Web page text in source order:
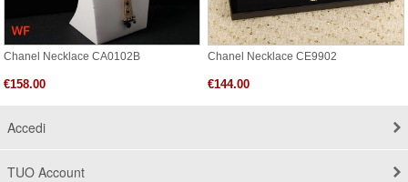
Chanel Necklace CA0102B
€158.00
Chanel Necklace CE9902
€144.00
Accedi
TUO Account